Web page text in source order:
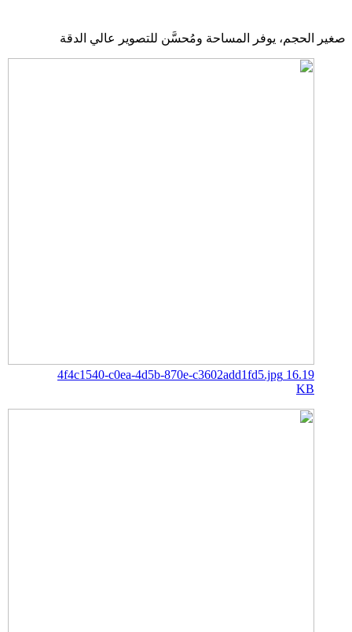
صغير الحجم، يوفر المساحة ومُحسَّن للتصوير عالي الدقة
4f4c1540-c0ea-4d5b-870e-c3602add1fd5.jpg 16.19
KB